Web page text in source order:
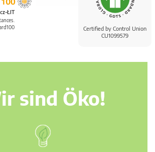
Certified by Control Union
CU1099579
ŁIT
sind Öko!